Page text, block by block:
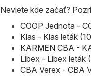
Neviete kde začať?
COOP Jednota -
Klas - Klas leták
KARMEN CBA -
Libex - Libex leták
CBA Verex - CBA